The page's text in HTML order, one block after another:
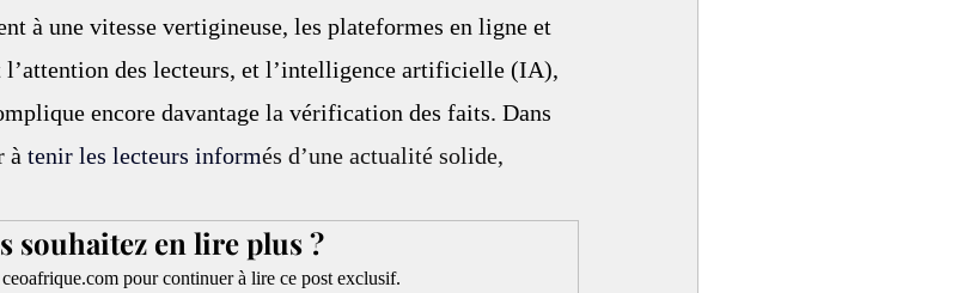
à une vitesse vertigineuse, les plateformes en ligne et
l’attention des lecteurs, et l’intelligence artificielle (IA),
encore davantage la vérification des faits. Dans
à tenir les lecteurs informés d’une actualité solide,
souhaitez en lire plus ?
pour continuer à lire ce post exclusif.